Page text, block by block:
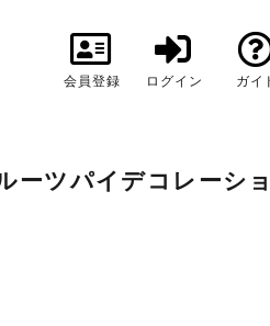
会員登録 ログイン ガイ
ーツパイデコレーシ